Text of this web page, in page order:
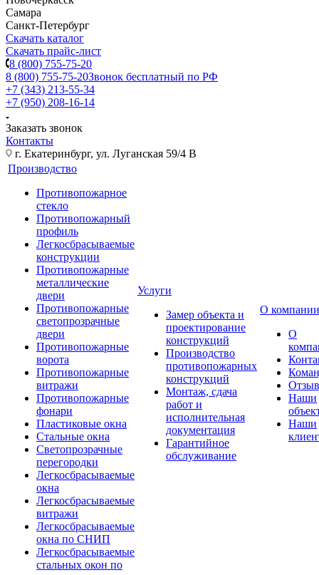
Самара
Санкт-Петербург
Скачать каталог
Скачать прайс-лист
8 (800) 755-75-20
8 (800) 755-75-20Звонок бесплатный по РФ
+7 (343) 213-55-34
+7 (950) 208-16-14
Заказать звонок
Контакты
г. Екатеринбург, ул. Луганская 59/4 В
Производство
Противопожарное
стекло
Противопожарный
профиль
Легкосбрасываемые
конструкции
Противопожарные
металлические
двери
Противопожарные
светопрозрачные
двери
Противопожарные
ворота
Противопожарные
витражи
Противопожарные
фонари
Пластиковые окна
Стальные окна
Светопрозрачные
перегородки
Легкосбрасываемые
окна
Легкосбрасываемые
витражи
Легкосбрасываемые
окна по СНИП
Легкосбрасываемые
стальных окон по
Услуги
Замер объекта и
проектирование
конструкций
Производство
противопожарных
конструкций
Монтаж, сдача
работ и
исполнительная
документация
Гарантийное
обслуживание
О компании
О
Наши
Наши